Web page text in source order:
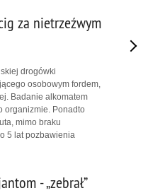
za nietrzeźwym
drogówki
osobowym fordem,
Badanie alkomatem
organizmie. Ponadto
mimo braku
5 lat pozbawienia
- „zebrał”